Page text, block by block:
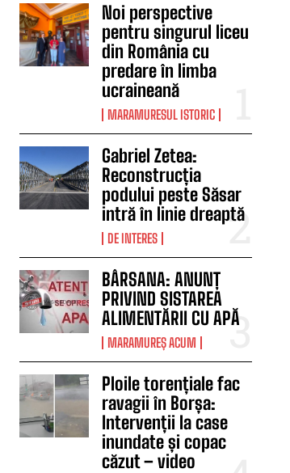
Noi perspective
pentru singurul liceu
din România cu
predare în limba
ucraineană
MARAMURESUL ISTORIC
Gabriel Zetea:
Reconstrucția
podului peste Săsar
intră în linie dreaptă
DE INTERES
BÂRSANA: ANUNȚ
PRIVIND SISTAREA
ALIMENTĂRII CU APĂ
MARAMUREȘ ACUM
Ploile torențiale fac
ravagii în Borșa:
Intervenții la case
inundate și copac
căzut – video